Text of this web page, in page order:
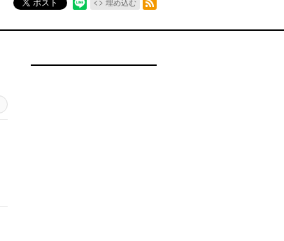
ポスト 埋め込む